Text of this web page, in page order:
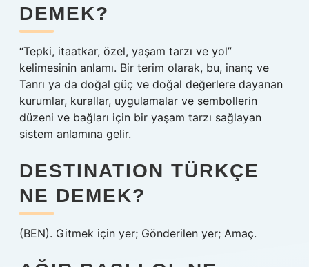
DEMEK?
“Tepki, itaatkar, özel, yaşam tarzı ve yol”
kelimesinin anlamı. Bir terim olarak, bu, inanç ve
Tanrı ya da doğal güç ve doğal değerlere dayanan
kurumlar, kurallar, uygulamalar ve sembollerin
düzeni ve bağları için bir yaşam tarzı sağlayan
sistem anlamına gelir.
DESTINATION TÜRKÇE
NE DEMEK?
(BEN). Gitmek için yer; Gönderilen yer; Amaç.